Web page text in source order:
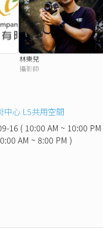
林樂兒
攝影師
中心 L5共用空間
16 ( 10:00 AM ~ 10:00
AM ~ 8:00 PM )